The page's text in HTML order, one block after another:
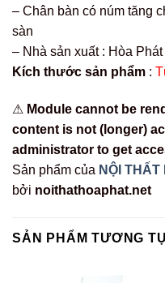
– Chân bàn có núm tăng
sàn
– Nhà sản xuất : Hòa Phát
Kích thước sản phẩm :
⚠ Module cannot be
content is not (longer)
administrator to get
Sản phẩm của NỘI THẤT
bởi noithathoaphat.net
SẢN PHẨM TƯƠNG